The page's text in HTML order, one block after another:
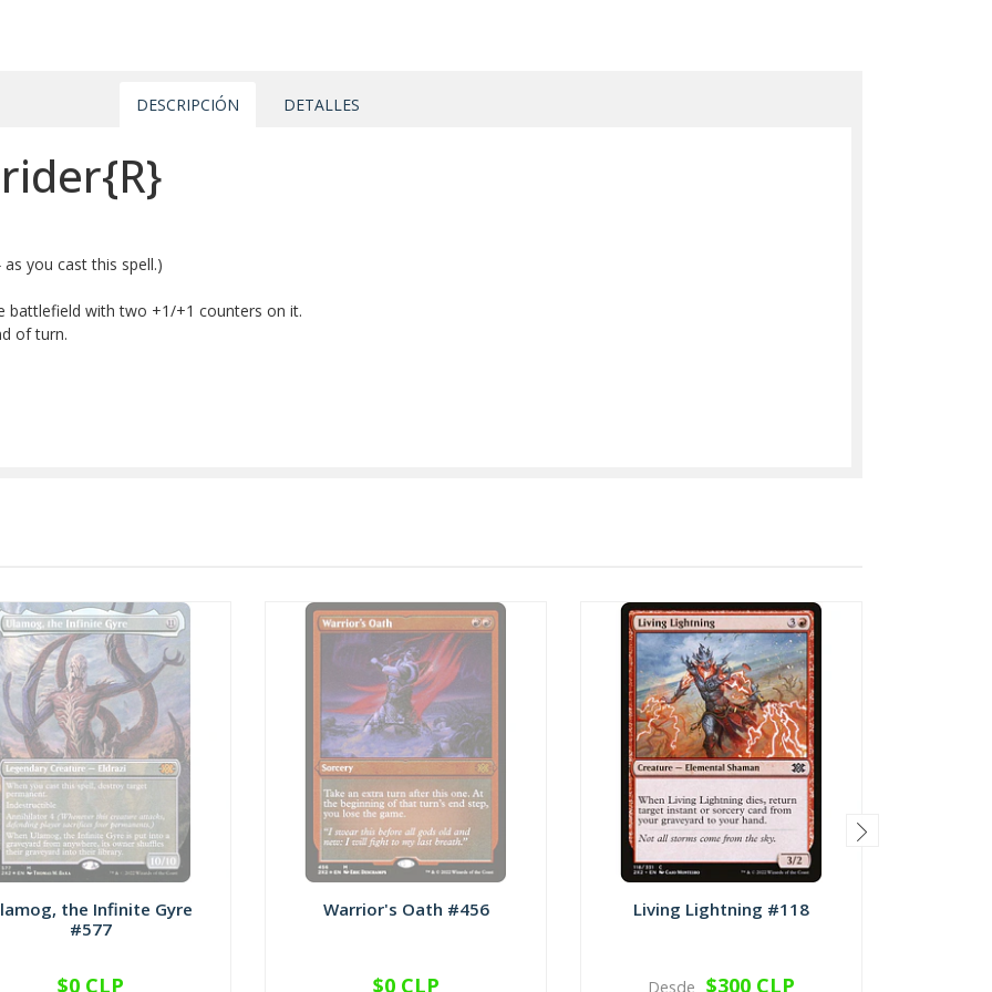
DESCRIPCIÓN DETALLES
you cast this spell.)
battlefield with two +1/+1 counters on it.
of turn.
the Infinite Gyre
#577
$0 CLP
Warrior's Oath #456
$0 CLP
Living Lightning #118
Desde $300 CLP